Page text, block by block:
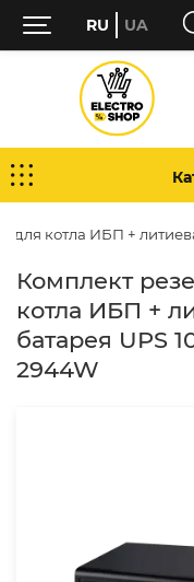
для котла ИБП +
Комплект
котла ИБП +
батарея UPS
2944W
RU UA